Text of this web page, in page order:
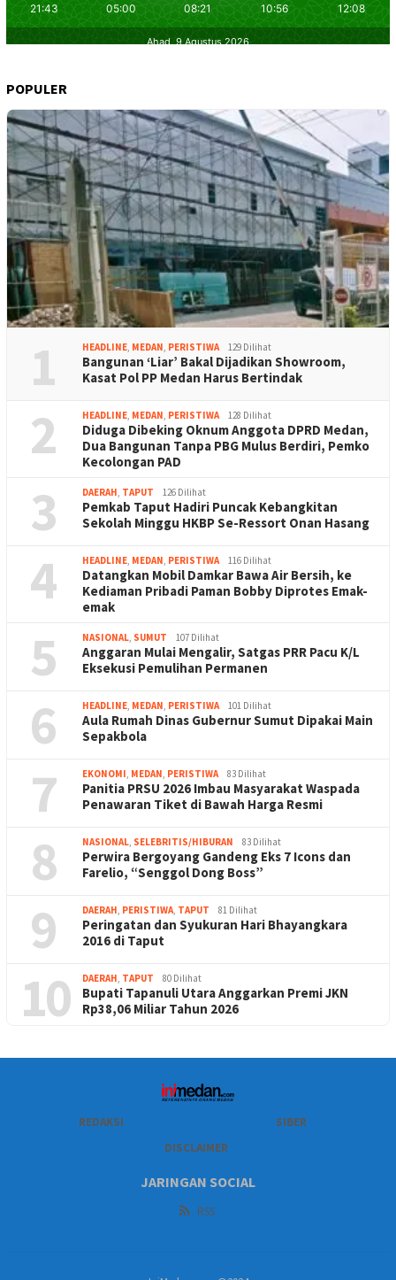
POPULER
1 HEADLINE, MEDAN, PERISTIWA 129 Dilihat
Bangunan ‘Liar’ Bakal Dijadikan Showroom,
Kasat Pol PP Medan Harus Bertindak
2 HEADLINE, MEDAN, PERISTIWA 128 Dilihat
Diduga Dibeking Oknum Anggota DPRD Medan,
Dua Bangunan Tanpa PBG Mulus Berdiri, Pemko
Kecolongan PAD
3 DAERAH, TAPUT 126 Dilihat
Pemkab Taput Hadiri Puncak Kebangkitan
Sekolah Minggu HKBP Se-Ressort Onan Hasang
4 HEADLINE, MEDAN, PERISTIWA 116 Dilihat
Datangkan Mobil Damkar Bawa Air Bersih, ke
Kediaman Pribadi Paman Bobby Diprotes Emak-
emak
5 NASIONAL, SUMUT 107 Dilihat
Anggaran Mulai Mengalir, Satgas PRR Pacu K/L
Eksekusi Pemulihan Permanen
6 HEADLINE, MEDAN, PERISTIWA 101 Dilihat
Aula Rumah Dinas Gubernur Sumut Dipakai Main
Sepakbola
7 EKONOMI, MEDAN, PERISTIWA 83 Dilihat
Panitia PRSU 2026 Imbau Masyarakat Waspada
Penawaran Tiket di Bawah Harga Resmi
8 NASIONAL, SELEBRITIS/HIBURAN 83 Dilihat
Perwira Bergoyang Gandeng Eks 7 Icons dan
Farelio, “Senggol Dong Boss”
9 DAERAH, PERISTIWA, TAPUT 81 Dilihat
Peringatan dan Syukuran Hari Bhayangkara
2016 di Taput
10 DAERAH, TAPUT 80 Dilihat
Bupati Tapanuli Utara Anggarkan Premi JKN
Rp38,06 Miliar Tahun 2026
REDAKSI
SIBER
DISCLAIMER
JARINGAN SOCIAL
RSS